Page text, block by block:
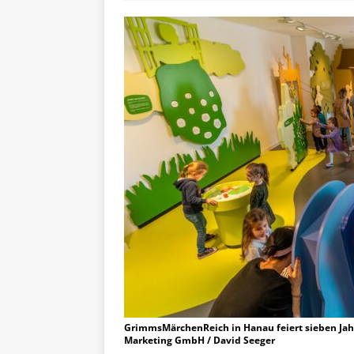
GrimmsMärchenReich in Hanau feiert sieben
Marketing GmbH / David Seeger